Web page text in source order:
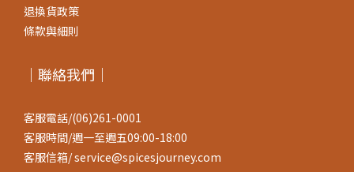
退換貨政策
條款與細則
｜聯絡我們｜
客服電話/(06)261-0001
客服時間/週一至週五09:00-18:00
客服信箱/ service@spicesjourney.com